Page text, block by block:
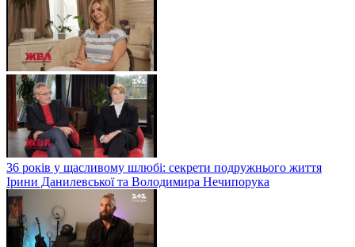
36 років у щасливому шлюбі: секрети подружнього життя
Ірини Данилевської та Володимира Нечипорука